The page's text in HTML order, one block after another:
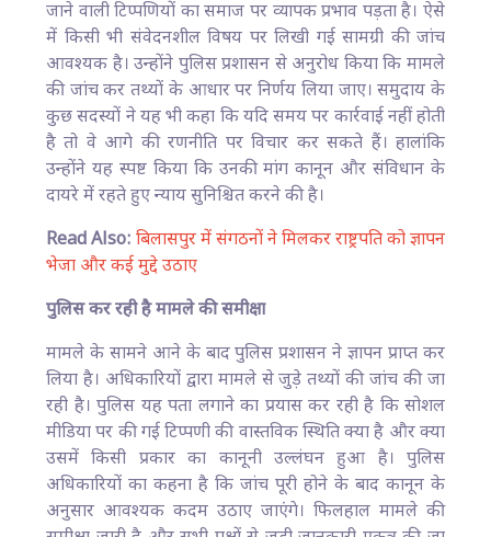
जाने वाली टिप्पणियों का समाज पर व्यापक प्रभाव पड़ता है। ऐसे
में किसी भी संवेदनशील विषय पर लिखी गई सामग्री की जांच
आवश्यक है। उन्होंने पुलिस प्रशासन से अनुरोध किया कि मामले
की जांच कर तथ्यों के आधार पर निर्णय लिया जाए। समुदाय के
कुछ सदस्यों ने यह भी कहा कि यदि समय पर कार्रवाई नहीं होती
है तो वे आगे की रणनीति पर विचार कर सकते हैं। हालांकि
उन्होंने यह स्पष्ट किया कि उनकी मांग कानून और संविधान के
दायरे में रहते हुए न्याय सुनिश्चित करने की है।
Read Also: बिलासपुर में संगठनों ने मिलकर राष्ट्रपति को ज्ञापन
भेजा और कई मुद्दे उठाए
पुलिस कर रही है मामले की समीक्षा
मामले के सामने आने के बाद पुलिस प्रशासन ने ज्ञापन प्राप्त कर
लिया है। अधिकारियों द्वारा मामले से जुड़े तथ्यों की जांच की जा
रही है। पुलिस यह पता लगाने का प्रयास कर रही है कि सोशल
मीडिया पर की गई टिप्पणी की वास्तविक स्थिति क्या है और क्या
उसमें किसी प्रकार का कानूनी उल्लंघन हुआ है। पुलिस
अधिकारियों का कहना है कि जांच पूरी होने के बाद कानून के
अनुसार आवश्यक कदम उठाए जाएंगे। फिलहाल मामले की